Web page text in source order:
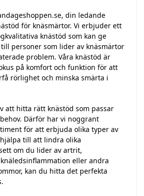
din ledande
för knäsmärtor. Vi erbjuder ett
knästöd som kan ge
personer som lider av knäsmärtor
problem. Våra knästöd är
på komfort och funktion för att
rörlighet och minska smärta i
att hitta rätt knästöd som passar
Därför har vi noggrant
för att erbjuda olika typer av
till att lindra olika
om du lider av artrit,
eller andra
kan du hitta det perfekta